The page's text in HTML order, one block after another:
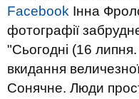
Facebook Інна
фотографії
"Сьогодні (16
вкидання
Сонячне. Люди